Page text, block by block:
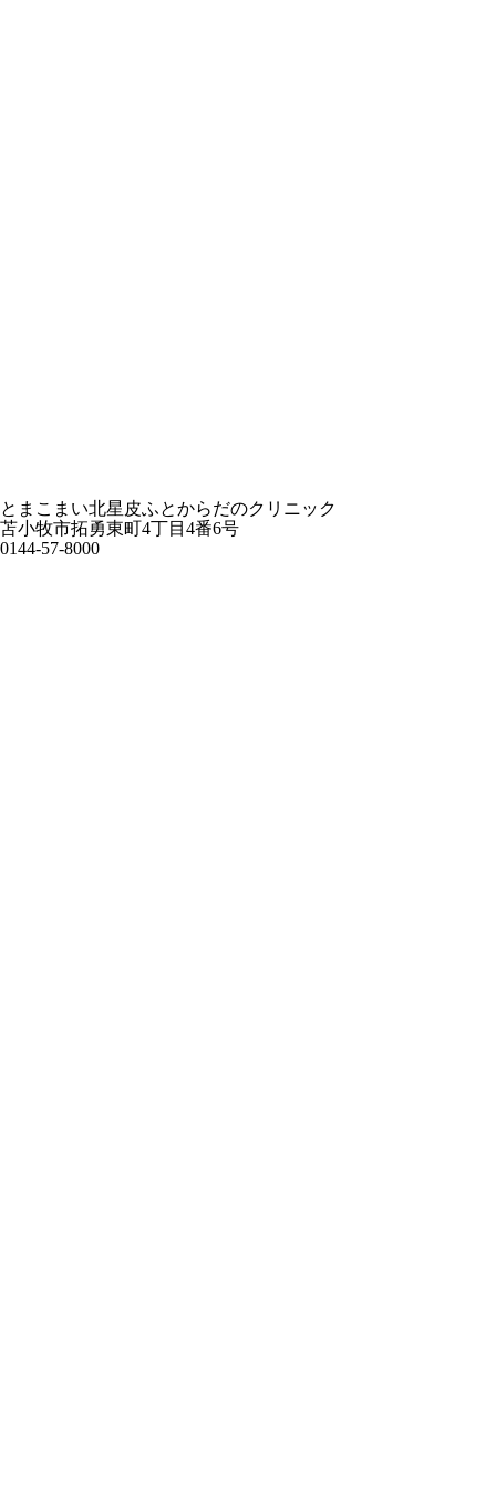
とまこまい北星皮ふとからだのクリニック
苫小牧市拓勇東町4丁目4番6号
0144-57-8000